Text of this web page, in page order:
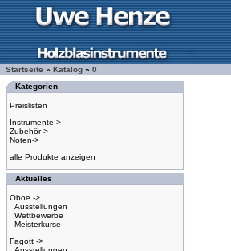
Startseite » Katalog » 0
Kategorien
Preislisten
Instrumente->
Zubehör->
Noten->
alle Produkte anzeigen
Aktuelles
Oboe ->
Ausstellungen
Wettbewerbe
Meisterkurse
Fagott ->